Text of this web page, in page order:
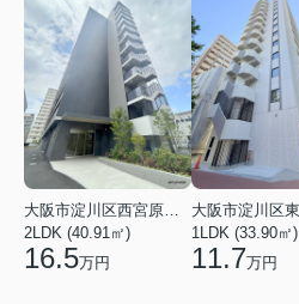
大阪市淀川区西宮原２丁目
2LDK (40.91㎡)
16.5万円
1LDK (33.90㎡)
11.7万円